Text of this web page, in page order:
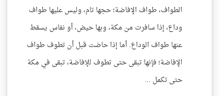
الطواف، طواف الإفاضة؛ حجها تام، وليس عليها طواف
وداع، إذا سافرت من مكة، وبها حيض، أو نفاس يسقط
عنها طواف الوداع. أما إذا حاضت قبل أن تطوف طواف
الإفاضة؛ فإنها تبقى حتى تطوف للإفاضة، تبقى في مكة
حتى تكمل ...